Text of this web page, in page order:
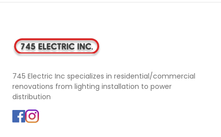
745 Electric Inc specializes in residential/commercial
renovations from lighting installation to power
distribution